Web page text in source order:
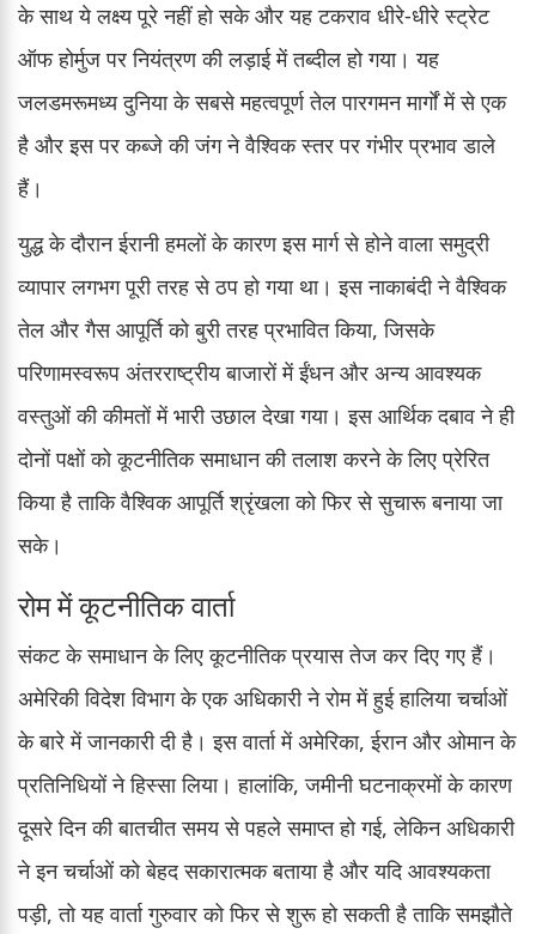
के साथ ये लक्ष्य पूरे नहीं हो सके और यह टकराव धीरे-धीरे स्ट्रेट
ऑफ होर्मुज पर नियंत्रण की लड़ाई में तब्दील हो गया। यह
जलडमरूमध्य दुनिया के सबसे महत्वपूर्ण तेल पारगमन मार्गों में से एक
है और इस पर कब्जे की जंग ने वैश्विक स्तर पर गंभीर प्रभाव डाले
हैं।
युद्ध के दौरान ईरानी हमलों के कारण इस मार्ग से होने वाला समुद्री
व्यापार लगभग पूरी तरह से ठप हो गया था। इस नाकाबंदी ने वैश्विक
तेल और गैस आपूर्ति को बुरी तरह प्रभावित किया, जिसके
परिणामस्वरूप अंतरराष्ट्रीय बाजारों में ईंधन और अन्य आवश्यक
वस्तुओं की कीमतों में भारी उछाल देखा गया। इस आर्थिक दबाव ने ही
दोनों पक्षों को कूटनीतिक समाधान की तलाश करने के लिए प्रेरित
किया है ताकि वैश्विक आपूर्ति श्रृंखला को फिर से सुचारू बनाया जा
सके।
रोम में कूटनीतिक वार्ता
संकट के समाधान के लिए कूटनीतिक प्रयास तेज कर दिए गए हैं।
अमेरिकी विदेश विभाग के एक अधिकारी ने रोम में हुई हालिया चर्चाओं
के बारे में जानकारी दी है। इस वार्ता में अमेरिका, ईरान और ओमान के
प्रतिनिधियों ने हिस्सा लिया। हालांकि, जमीनी घटनाक्रमों के कारण
दूसरे दिन की बातचीत समय से पहले समाप्त हो गई, लेकिन अधिकारी
ने इन चर्चाओं को बेहद सकारात्मक बताया है और यदि आवश्यकता
पड़ी, तो यह वार्ता गुरुवार को फिर से शुरू हो सकती है ताकि समझौते